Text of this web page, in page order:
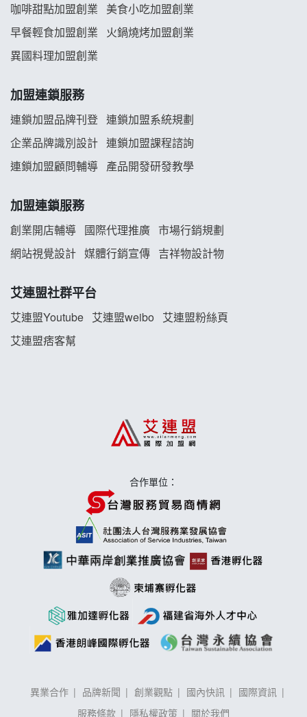
咖啡甜點加盟創業
美食小吃加盟創業
早餐輕食加盟創業
火鍋燒烤加盟創業
異國料理加盟創業
加盟連鎖服務
連鎖加盟品牌刊登 連鎖加盟系統規劃
企業品牌識別設計 連鎖加盟課程諮詢
連鎖加盟顧問輔導 產品開發研發教學
加盟連鎖服務
創業開店輔導 國際代理推廣 市場行銷規劃
網站視覺設計 媒體行銷宣傳 吉祥物設計物
艾連盟社群平台
艾連盟Youtube 艾連盟weibo
艾連盟粉絲頁
艾連盟痞客幫
合作單位：
異業合作 品牌新聞 創業觀點 國內快訊
國際資訊
服務條款
隱私權政策 關於我們